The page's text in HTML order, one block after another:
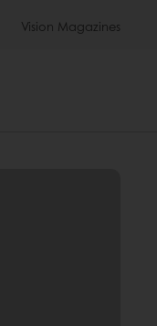
Vision Magazines